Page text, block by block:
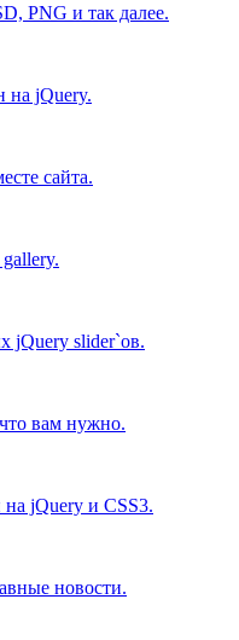
PNG и так далее.
на jQuery.
сайта.
jQuery slider`ов.
вам нужно.
jQuery и CSS3.
новости.